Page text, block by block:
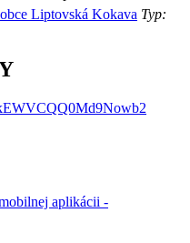
Liptovská Kokava Typ:
aplikácii -